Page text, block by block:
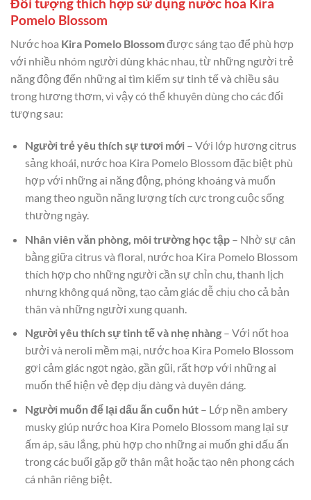
Pomelo Blossom
Nước hoa Kira Pomelo Blossomđược sáng tạo để phù hợp
với nhiều nhóm người dùng khác nhau, từ những người trẻ
năng động đến những ai tìm kiếm sự tinh tế và chiều sâu
trong hương thơm, vì vậy có thể khuyên dùng cho các đối
tượng sau:
Người trẻ yêu thích sự tươi mới– Với lớp hương citrus
sảng khoái, nước hoa Kira Pomelo Blossom đặc biệt phù
hợp với những ai năng động, phóng khoáng và muốn
mang theo nguồn năng lượng tích cực trong cuộc sống
thường ngày.
Nhân viên văn phòng, môi trường học tập– Nhờ sự cân
bằng giữa citrus và floral, nước hoa Kira Pomelo Blossom
thích hợp cho những người cần sự chỉn chu, thanh lịch
nhưng không quá nồng, tạo cảm giác dễ chịu cho cả bản
thân và những người xung quanh.
Người yêu thích sự tinh tế và nhẹ nhàng– Với nốt hoa
bưởi và neroli mềm mại, nước hoa Kira Pomelo Blossom
gợi cảm giác ngọt ngào, gần gũi, rất hợp với những ai
muốn thể hiện vẻ đẹp dịu dàng và duyên dáng.
Người muốn để lại dấu ấn cuốn hút– Lớp nền ambery
musky giúp nước hoa Kira Pomelo Blossom mang lại sự
ấm áp, sâu lắng, phù hợp cho những ai muốn ghi dấu ấn
trong các buổi gặp gỡ thân mật hoặc tạo nên phong cách
cá nhân riêng biệt.